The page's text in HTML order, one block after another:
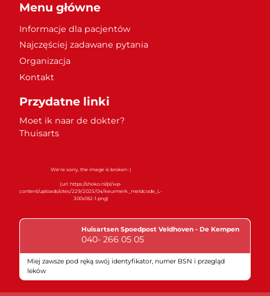
Menu główne
Informacje dla pacjentów
Najczęściej zadawane pytania
Organizacja
Kontakt
Przydatne linki
Moet ik naar de dokter?
Thuisarts
Znaki jakości
Huisartsen Spoedpost Veldhoven - De Kempen
040- 266 05 05
Miej zawsze pod ręką swój identyfikator, numer BSN i przegląd
leków